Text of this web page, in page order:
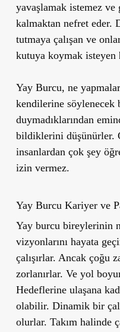
yavaşlamak istemez ve
kalmaktan nefret eder.
tutmaya çalışan ve
kutuya koymak isteyen
Yay Burcu, ne
kendilerine söylenecek
duymadıklarından
bildiklerini düşünürler.
insanlardan çok şey
izin vermez.
Yay Burcu Kariyer ve
Yay burcu bireylerinin
vizyonlarını hayata
çalışırlar. Ancak çoğu
zorlanırlar. Ve yol
Hedeflerine ulaşana
olabilir. Dinamik bir
olurlar. Takım halinde